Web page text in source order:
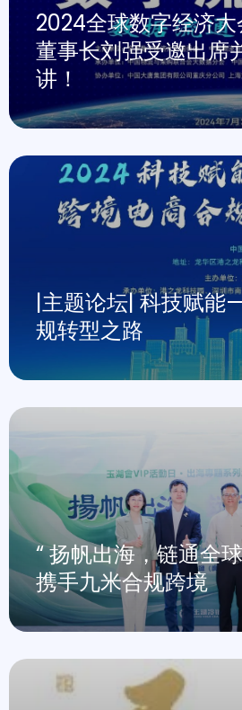
2024全球数字经济
董事长刘强受邀出席
讲！
|主题论坛| 科技赋能
规转型之路
“ 扬帆出海，链通全
携手九米合规跨境